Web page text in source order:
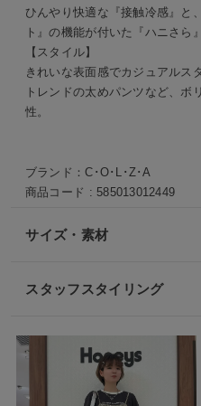
ひんやり快適な『接触冷感』と
ト』の機能が付いた『ハニさら
【スタイル】
きれいな表面感でカジュアルス
トレンドの太めパンツなど、ボ
性。
ブランド：C･O･L･Z･A
商品コード : 585013012449
サイズ・素材
スタッフスタイリング